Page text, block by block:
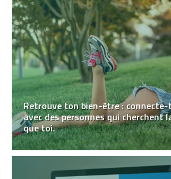
Retrouve ton bien-être :
avec des personnes qui cherchent
que toi.